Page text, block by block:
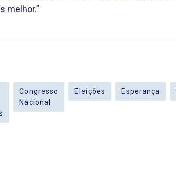
melhor.”
Congresso
Nacional
Eleições Esperança